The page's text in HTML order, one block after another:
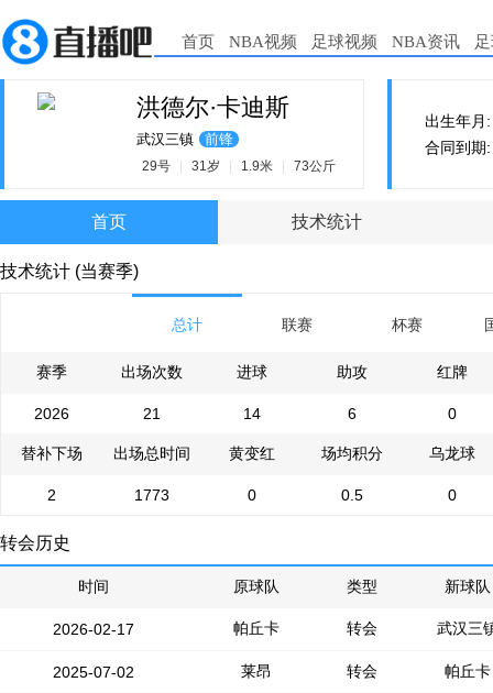
首页 NBA视频 足球视频 NBA资讯
洪德尔·卡迪斯
武汉三镇 前锋
29号 31岁 1.9米 73公斤
出生年月
合同到期
首页 技术统计
技术统计 (当赛季)
总计 联赛 杯赛
赛季 出场次数 进球 助攻 红牌
2026 21 14 6 0
替补下场 出场总时间 黄变红 场均积分 乌龙球
2 1773 0 0.5 0
转会历史
时间 原球队 类型 新球队
2026-02-17 帕丘卡 转会 武汉三
2025-07-02 莱昂 转会 帕丘卡